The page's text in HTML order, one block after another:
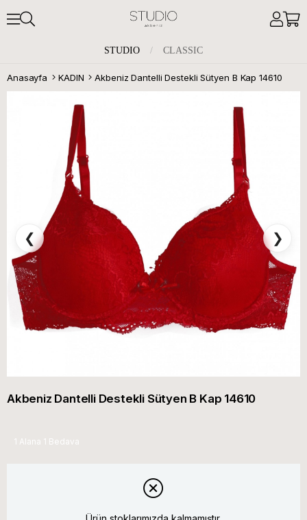
STUDIO / CLASSIC
Anasayfa KADIN Akbeniz Dantelli Destekli Sütyen B Kap 14610
❮ ❯
Akbeniz Dantelli Destekli Sütyen B Kap 14610
1 Alana 1 Bedava